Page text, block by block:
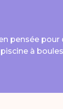
pensée
à